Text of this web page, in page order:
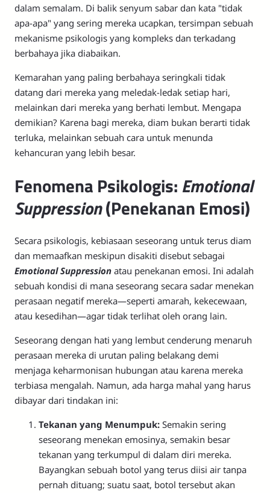
dalam semalam. Di balik senyum sabar dan kata "tidak
apa-apa" yang sering mereka ucapkan, tersimpan sebuah
mekanisme psikologis yang kompleks dan terkadang
berbahaya jika diabaikan.
Kemarahan yang paling berbahaya seringkali tidak
datang dari mereka yang meledak-ledak setiap hari,
melainkan dari mereka yang berhati lembut. Mengapa
demikian? Karena bagi mereka, diam bukan berarti tidak
terluka, melainkan sebuah cara untuk menunda
kehancuran yang lebih besar.
Fenomena Psikologis: Emotional
Suppression(Penekanan Emosi)
Secara psikologis, kebiasaan seseorang untuk terus diam
dan memaafkan meskipun disakiti disebut sebagai
Emotional Suppression atau penekanan emosi. Ini adalah
sebuah kondisi di mana seseorang secara sadar menekan
perasaan negatif mereka—seperti amarah, kekecewaan,
atau kesedihan—agar tidak terlihat oleh orang lain.
Seseorang dengan hati yang lembut cenderung menaruh
perasaan mereka di urutan paling belakang demi
menjaga keharmonisan hubungan atau karena mereka
terbiasa mengalah. Namun, ada harga mahal yang harus
dibayar dari tindakan ini:
Tekanan yang Menumpuk: Semakin sering
seseorang menekan emosinya, semakin besar
tekanan yang terkumpul di dalam diri mereka.
Bayangkan sebuah botol yang terus diisi air tanpa
pernah dituang; suatu saat, botol tersebut akan